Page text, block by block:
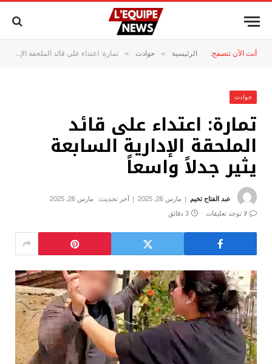
أنت الآن تتصفح: الرئيسية » حوادث » تمارة: اعتداء على قائد الملحقة الإدارية السابعة يثير جدلاً واسعاً
حوادث
تمارة: اعتداء على قائد
الملحقة الإدارية السابعة
يثير جدلاً واسعاً
عبد الفتاح تخيم مارس 26, 2025 آخر تحديث: مارس 26, 2025
لا توجد تعليقات
3 دقائق